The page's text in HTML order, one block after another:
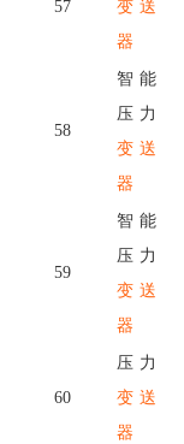
57
变送
器
58
智能
压力
变送
器
59
智能
压力
变送
器
60
压力
变送
器